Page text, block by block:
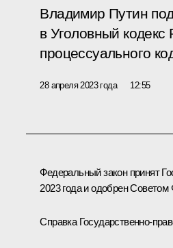
Владимир Путин
в Уголовный
процессуального
28 апреля 2023 года 12:55
Федеральный закон принят
2023 года и одобрен
Справка Государственно-